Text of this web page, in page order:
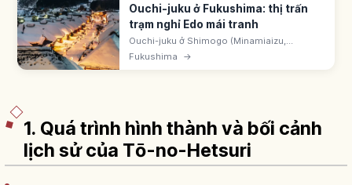
Ouchi-juku ở Fukushima: thị trấn
trạm nghỉ Edo mái tranh
Ouchi-juku ở Shimogo (Minamiaizu,
Fukushima) là thị trấn trạm nghỉ tuyến Aizu-
Fukushima →
1. Quá trình hình thành và bối cảnh
lịch sử của Tō-no-Hetsuri